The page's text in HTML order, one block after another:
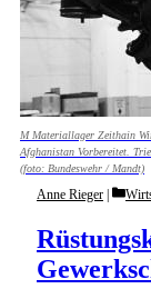
M Materiallager Zeithain
Afghanistan Vorbereitet.
(foto: Bundeswehr / Mandt)
Anne Rieger